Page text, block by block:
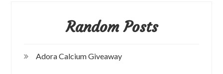
Random Posts
Adora Calcium Giveaway